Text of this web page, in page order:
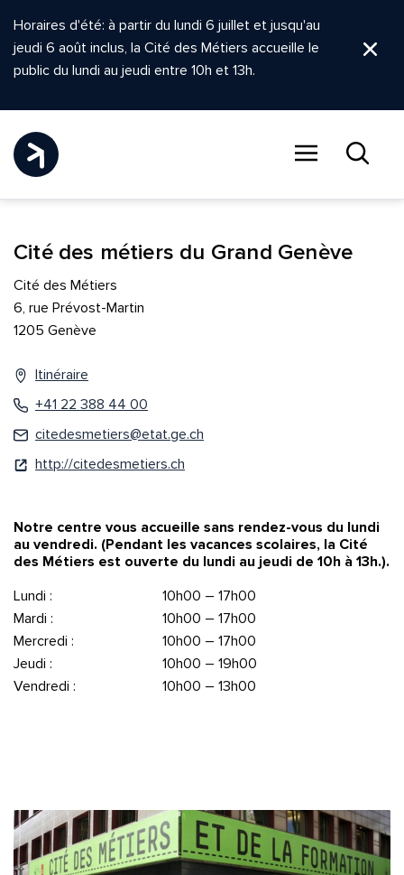
Horaires d'été: à partir du lundi 6 juillet et jusqu'au
jeudi 6 août inclus, la Cité des Métiers accueille le
public du lundi au jeudi entre 10h et 13h.
Cité des métiers du Grand Genève
Cité des Métiers
6, rue Prévost-Martin
1205 Genève
Itinéraire
+41 22 388 44 00
citedesmetiers@etat.ge.ch
http://citedesmetiers.ch
Notre centre vous accueille sans rendez-vous du lundi
au vendredi. (Pendant les vacances scolaires, la Cité
des Métiers est ouverte du lundi au jeudi de 10h à 13h.).
Lundi :
10h00 – 17h00
Mardi :
10h00 – 17h00
Mercredi :
10h00 – 17h00
Jeudi :
10h00 – 19h00
Vendredi :
10h00 – 13h00